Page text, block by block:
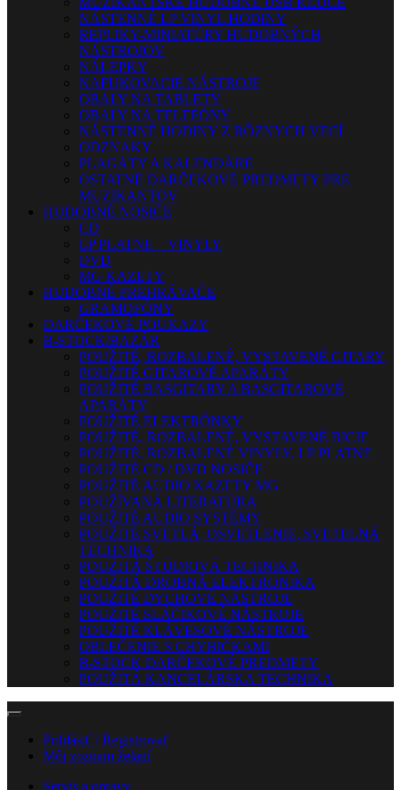
NÁSTENNÉ LP VINYL HODINY
REPLIKY-MINIATÚRY HUDOBNÝCH
NÁSTROJOV
NÁLEPKY
NAFUKOVACIE NÁSTROJE
OBALY NA TABLETY
OBALY NA TELEFÓNY
NÁSTENNÉ HODINY Z RÔZNYCH VECÍ
ODZNAKY
PLAGÁTY A KALENDÁRE
OSTATNÉ DARČEKOVÉ PREDMETY PRE
MUZIKANTOV
HUDOBNÉ NOSIČE
CD
LP PLATNE – VINYLY
DVD
MG KAZETY
HUDOBNÉ PREHRÁVAČE
GRAMOFÓNY
DARČEKOVÉ POUKAZY
B-STOCK/BAZÁR
POUŽITÉ, ROZBALENÉ, VYSTAVENÉ GITARY
POUŽITÉ GITAROVÉ APARÁTY
POUŽITÉ BASGITARY A BASGITAROVÉ
APARÁTY
POUŽITÉ ELEKTRÓNKY
POUŽITÉ, ROZBALENÉ, VYSTAVENÉ BICIE
POUŽITÉ, ROZBALENÉ VINYLY, LP PLATNE
POUŽITÉ CD / DVD NOSIČE
POUŽITÉ AUDIO KAZETY MG
POUŽÍVANÁ LITERATÚRA
POUŽITÉ AUDIO SYSTÉMY
POUŽITÉ SVETLÁ, OSVETLENIE, SVETELNÁ
TECHNIKA
POUŽITÁ ŠTÚDIOVÁ TECHNIKA
POUŽITÁ DROBNÁ ELEKTRONIKA
POUŽITÉ DYCHOVÉ NÁSTROJE
POUŽITÉ SLÁČIKOVÉ NÁSTROJE
POUŽITÉ KLÁVESOVÉ NÁSTROJE
OBLEČENIE S CHYBIČKAMI
B-STOCK DARČEKOVÉ PREDMETY
POUŽITÁ KANCELÁRSKA TECHNIKA
Prihlásiť / Registrovať
Môj zoznam želaní
Servis a opravy